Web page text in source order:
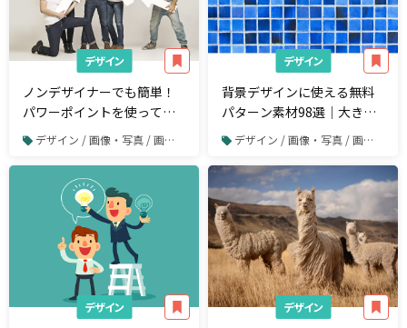
デザイン
ノンデザイナーでも簡単！
パワーポイントを使ってバ
ナーを作る方法
デザイン / 画像・写真 / 画像や写真の加工・編集
デザイン
背景デザインに使える無料
パターン素材98選｜大きな
画像にも使いやすい
デザイン / 画像・写真 / 画像や写真の加工・編集
デザイン デザイン